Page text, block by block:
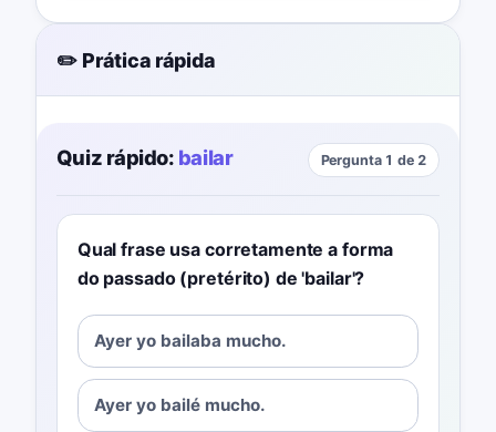
✏️ Prática rápida
Quiz rápido: bailar Pergunta 1 de 2
Qual frase usa corretamente a forma
do passado (pretérito) de 'bailar'?
Ayer yo bailaba mucho.
Ayer yo bailé mucho.